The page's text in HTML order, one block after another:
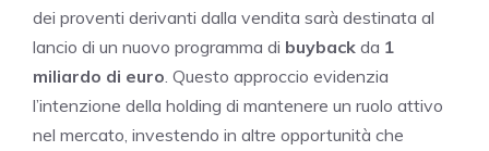
dei proventi derivanti dalla vendita sarà destinata al
lancio di un nuovo programma di buyback da 1
miliardo di euro . Questo approccio evidenzia
l’intenzione della holding di mantenere un ruolo attivo
nel mercato, investendo in altre opportunità che